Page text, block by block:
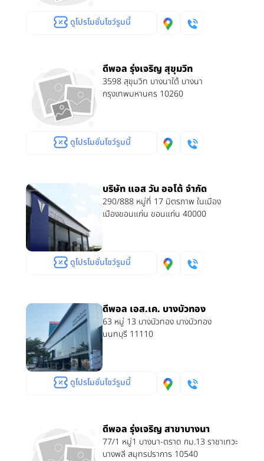
ดูโปรโมชั่นโชว์รูมนี้
ดีพอล รุ่งเจริญ สุขุมวิท
3598 สุขุมวิท บางนาใต้ บางนา
กรุงเทพมหานคร 10260
ดูโปรโมชั่นโชว์รูมนี้
บริษัท แอส วัน ออโต้ จำกัด
290/888 หมู่ที่ 17 มิตรภาพ ในเมือง
เมืองขอนแก่น ขอนแก่น 40000
ดูโปรโมชั่นโชว์รูมนี้
ดีพอล เอส.เค. บางบัวทอง
63 หมู่ 13 บางบัวทอง บางบัวทอง
นนทบุรี 11110
ดูโปรโมชั่นโชว์รูมนี้
ดีพอล รุ่งเจริญ สาขาบางนา
77/1 หมู่1 บางนา-ตราด กม.13 ราชาเทวะ
บางพลี สมุทรปราการ 10540